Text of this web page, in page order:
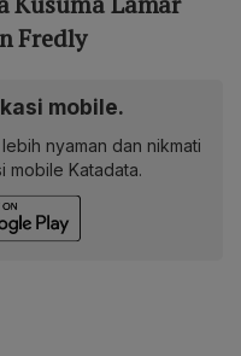
Fredly
mobile.
nyaman dan nikmati
mobile Katadata.